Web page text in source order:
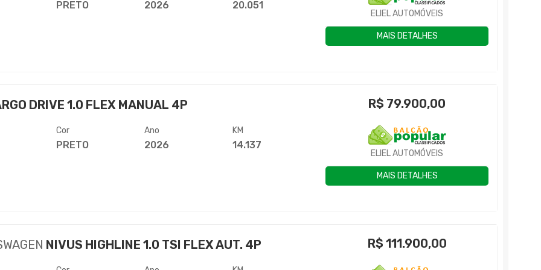
PRETO 2026 20.051
ELIEL AUTOMÓVEIS
MAIS DETALHES
DRIVE 1.0 FLEX MANUAL 4P
Cor
PRETO
Ano
2026
KM
14.137
R$ 79.900,00
ELIEL AUTOMÓVEIS
MAIS DETALHES
NIVUS HIGHLINE 1.0 TSI FLEX AUT. 4P R$ 111.900,00